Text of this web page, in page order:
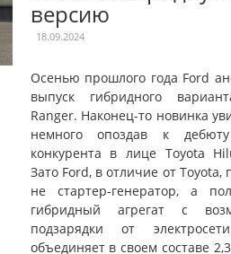
версию
18.09.2024
Осенью прошлого года Ford
выпуск гибридного
Ranger. Наконец-то новинка
немного опоздав к
конкурента в лице Toyota
Зато Ford, в отличие от Toyota,
не стартер-генератор, а
гибридный агрегат с
подзарядки от
объединяет в своем составе